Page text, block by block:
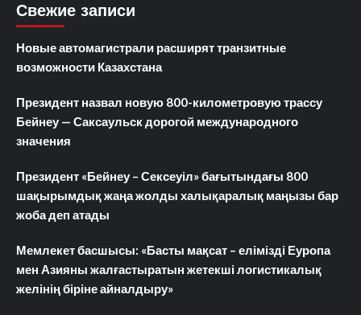
Свежие записи
Новые автомагистрали расширят транзитные
возможности Казахстана
Президент назвал новую 800-километровую трассу
Бейнеу — Саксаульск дорогой международного
значения
Президент «Бейнеу – Сексеуіл» бағытындағы 800
шақырымдық жаңа жолды халықаралық маңызы бар
жоба деп атады
Мемлекет басшысы: «Басты мақсат – елімізді Еуропа
мен Азияны жалғастыратын жетекші логистикалық
желінің біріне айналдыру»